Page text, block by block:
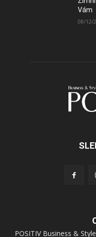
Vám
08/12/
POSITIV Business &